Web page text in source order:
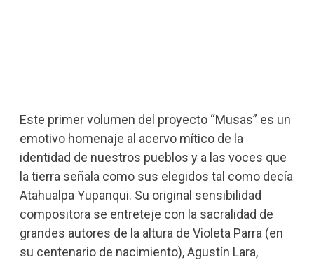
Este primer volumen del proyecto “Musas” es un
emotivo homenaje al acervo mítico de la
identidad de nuestros pueblos y a las voces que
la tierra señala como sus elegidos tal como decía
Atahualpa Yupanqui. Su original sensibilidad
compositora se entreteje con la sacralidad de
grandes autores de la altura de Violeta Parra (en
su centenario de nacimiento), Agustín Lara,